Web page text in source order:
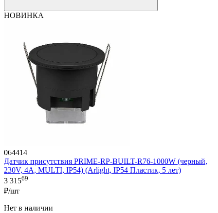
НОВИНКА
064414
Датчик присутствия PRIME-RP-BUILT-R76-1000W (черный,
230V, 4A, MULTI, IP54) (Arlight, IP54 Пластик, 5 лет)
3 31569
₽/шт
Нет в наличии